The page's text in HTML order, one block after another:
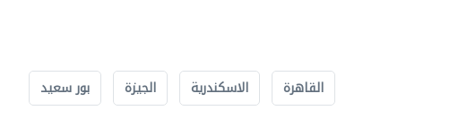
القاهرة الاسكندرية الجيزة بور سعيد